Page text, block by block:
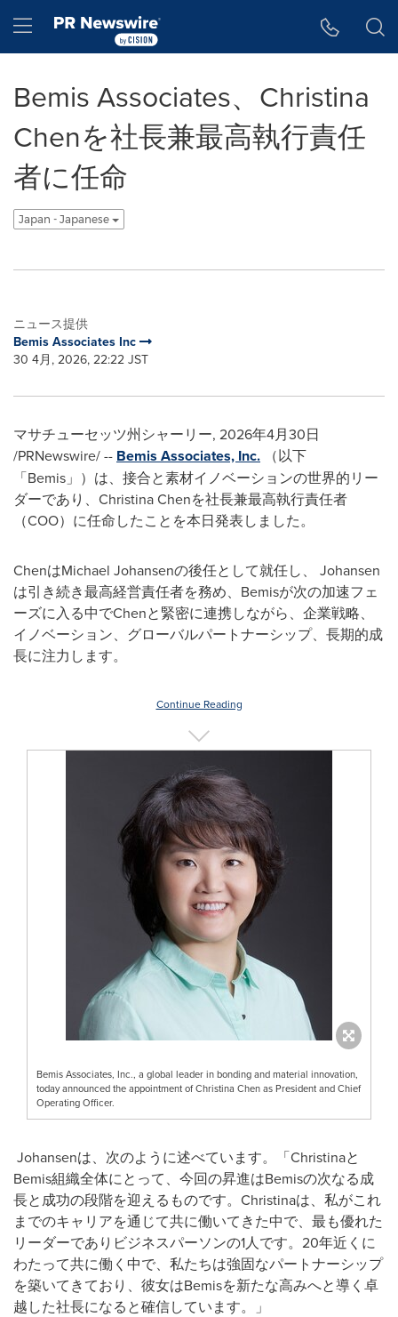
Hamburger menu
Bemis Associates、Christina
Chenを社長兼最高執行責任
者に任命
Japan - Japanese
ニュース提供
Bemis Associates Inc
30 4月, 2026, 22:22 JST
マサチューセッツ州シャーリー, 2026年4月30日
/PRNewswire/ -- Bemis Associates, Inc. （以下
「Bemis」）は、接合と素材イノベーションの世界的リー
ダーであり、Christina Chenを社長兼最高執行責任者
（COO）に任命したことを本日発表しました。
ChenはMichael Johansenの後任として就任し、 Johansen
は引き続き最高経営責任者を務め、Bemisが次の加速フェ
ーズに入る中でChenと緊密に連携しながら、企業戦略、
イノベーション、グローバルパートナーシップ、長期的成
長に注力します。
Continue Reading
Bemis Associates, Inc., a global leader in bonding and material innovation,
today announced the appointment of Christina Chen as President and Chief
Operating Officer.
Johansenは、次のように述べています。「Christinaと
Bemis組織全体にとって、今回の昇進はBemisの次なる成
長と成功の段階を迎えるものです。Christinaは、私がこれ
までのキャリアを通じて共に働いてきた中で、最も優れた
リーダーでありビジネスパーソンの1人です。20年近くに
わたって共に働く中で、私たちは強固なパートナーシップ
を築いてきており、彼女はBemisを新たな高みへと導く卓
越した社長になると確信しています。」